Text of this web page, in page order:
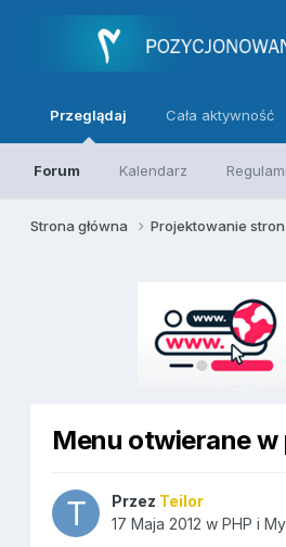
Przeglądaj
Forum Kalendarz
Cała aktywność
Strona główna Projektowanie stron
Menu otwierane w
Przez Teilor
17 Maja 2012 wPHP i